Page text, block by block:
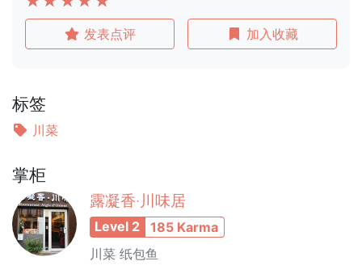
发表点评 加入收藏
标签
川菜
掌柜
露凝香·川味居
Level 2
185 Karma
川菜 纸包鱼